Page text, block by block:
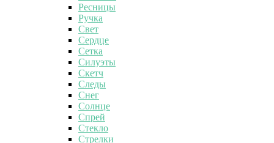
Ресницы
Ручка
Свет
Сердце
Сетка
Силуэты
Скетч
Следы
Снег
Солнце
Спрей
Стекло
Стрелки